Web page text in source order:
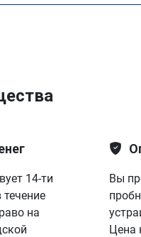
14-ти
на
Вы
Цена